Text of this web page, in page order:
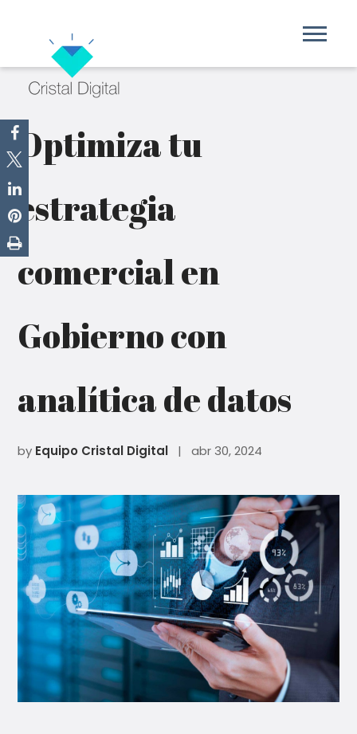
Optimiza tu
estrategia
comercial en
Gobierno con
analítica de datos
by Equipo Cristal Digital | abr 30, 2024